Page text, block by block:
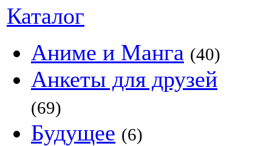
Каталог
Аниме и Манга (40)
Анкеты для друзей
(69)
Будущее (6)